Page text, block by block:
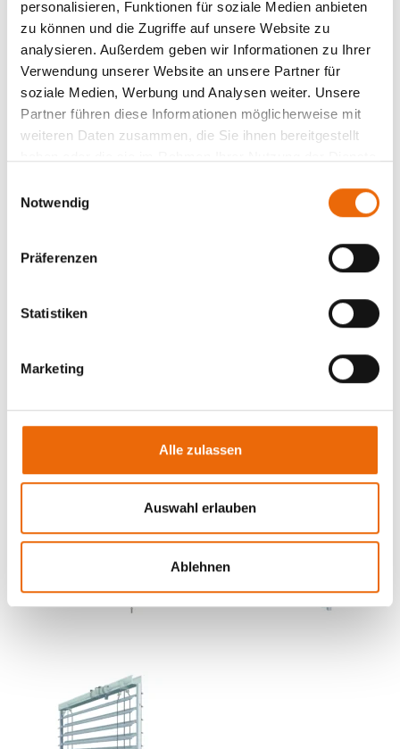
personalisieren, Funktionen für soziale Medien anbieten
zu können und die Zugriffe auf unsere Website zu
analysieren. Außerdem geben wir Informationen zu Ihrer
Verwendung unserer Website an unsere Partner für
soziale Medien, Werbung und Analysen weiter. Unsere
Partner führen diese Informationen möglicherweise mit
weiteren Daten zusammen, die Sie ihnen bereitgestellt
Notwendig
Präferenzen
Statistiken
Marketing
Alle zulassen
Auswahl erlauben
Ablehnen